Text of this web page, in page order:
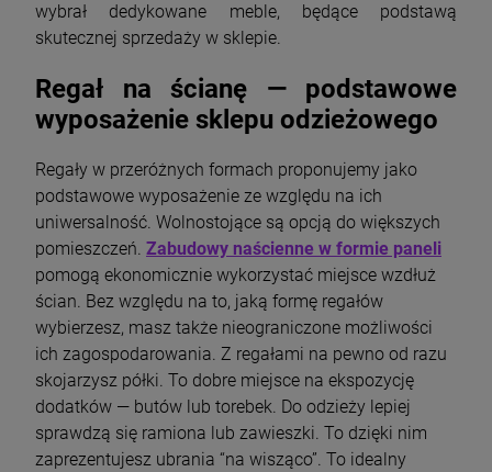
wybrał dedykowane meble, będące podstawą
skutecznej sprzedaży w sklepie.
Regał na ścianę — podstawowe
wyposażenie sklepu odzieżowego
Regały w przeróżnych formach proponujemy jako
podstawowe wyposażenie ze względu na ich
uniwersalność. Wolnostojące są opcją do większych
pomieszczeń. Zabudowy naścienne w formie paneli
pomogą ekonomicznie wykorzystać miejsce wzdłuż
ścian. Bez względu na to, jaką formę regałów
wybierzesz, masz także nieograniczone możliwości
ich zagospodarowania. Z regałami na pewno od razu
skojarzysz półki. To dobre miejsce na ekspozycję
dodatków — butów lub torebek. Do odzieży lepiej
sprawdzą się ramiona lub zawieszki. To dzięki nim
zaprezentujesz ubrania “na wisząco”. To idealny